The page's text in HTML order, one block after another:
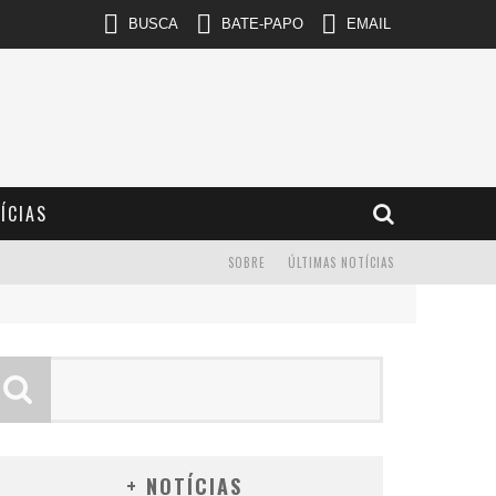
BUSCA BATE-PAPO EMAIL
ÚLTIMAS NOTÍCIAS
SOBRE
+ NOTÍCIAS